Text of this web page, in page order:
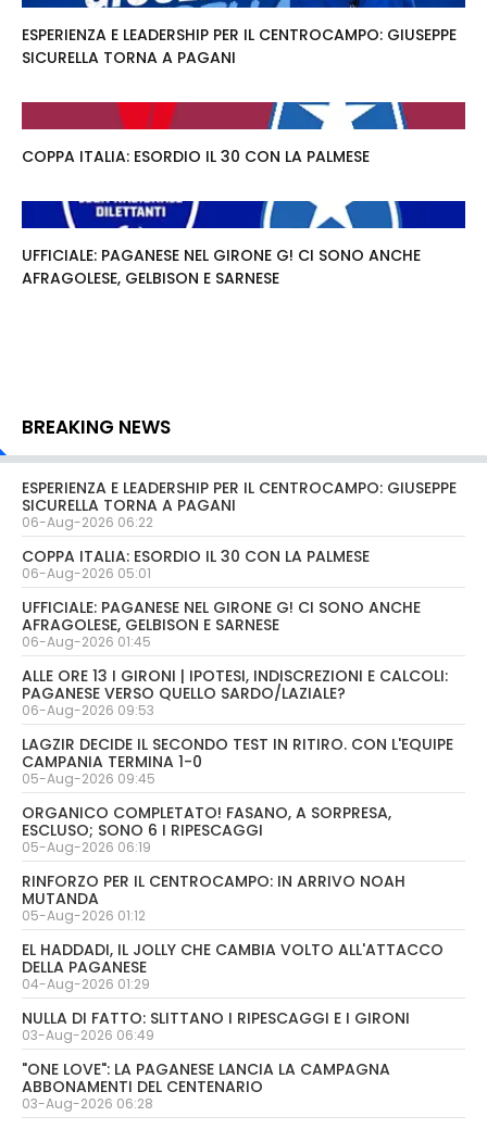
ESPERIENZA E LEADERSHIP PER IL CENTROCAMPO: GIUSEPPE
SICURELLA TORNA A PAGANI
COPPA ITALIA: ESORDIO IL 30 CON LA PALMESE
UFFICIALE: PAGANESE NEL GIRONE G! CI SONO ANCHE
AFRAGOLESE, GELBISON E SARNESE
BREAKING NEWS
ESPERIENZA E LEADERSHIP PER IL CENTROCAMPO: GIUSEPPE
SICURELLA TORNA A PAGANI
06-Aug-2026 06:22
COPPA ITALIA: ESORDIO IL 30 CON LA PALMESE
06-Aug-2026 05:01
UFFICIALE: PAGANESE NEL GIRONE G! CI SONO ANCHE
AFRAGOLESE, GELBISON E SARNESE
06-Aug-2026 01:45
ALLE ORE 13 I GIRONI | IPOTESI, INDISCREZIONI E CALCOLI:
PAGANESE VERSO QUELLO SARDO/LAZIALE?
06-Aug-2026 09:53
LAGZIR DECIDE IL SECONDO TEST IN RITIRO. CON L'EQUIPE
CAMPANIA TERMINA 1-0
05-Aug-2026 09:45
ORGANICO COMPLETATO! FASANO, A SORPRESA,
ESCLUSO; SONO 6 I RIPESCAGGI
05-Aug-2026 06:19
RINFORZO PER IL CENTROCAMPO: IN ARRIVO NOAH
MUTANDA
05-Aug-2026 01:12
EL HADDADI, IL JOLLY CHE CAMBIA VOLTO ALL'ATTACCO
DELLA PAGANESE
04-Aug-2026 01:29
NULLA DI FATTO: SLITTANO I RIPESCAGGI E I GIRONI
03-Aug-2026 06:49
"ONE LOVE": LA PAGANESE LANCIA LA CAMPAGNA
ABBONAMENTI DEL CENTENARIO
03-Aug-2026 06:28